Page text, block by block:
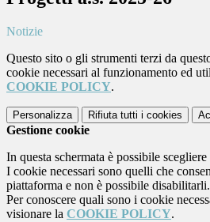
Notizie
Questo sito o gli strumenti terzi da
cookie necessari al funzionamento ed
COOKIE POLICY.
Personalizza Rifiuta tutti i cookies
Gestione cookie
In questa schermata è possibile
I cookie necessari sono quelli che
piattaforma e non è possibile disabilitarli.
Per conoscere quali sono i cookie
visionare la COOKIE POLICY.